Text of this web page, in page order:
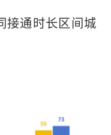
接通时长区间城